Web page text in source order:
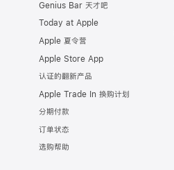
Genius Bar 天才吧
Today at Apple
Apple 夏令营
Apple Store App
认证的翻新产品
Apple Trade In 换购计划
分期付款
订单状态
选购帮助